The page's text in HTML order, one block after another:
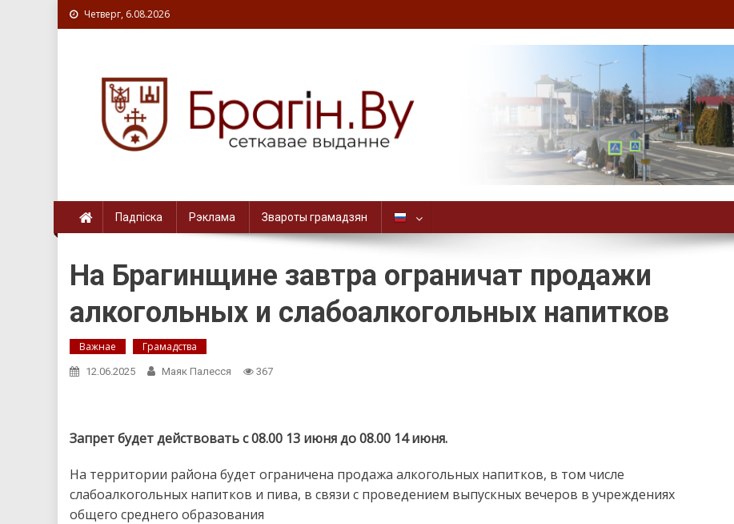
Четверг, 6.08.2026
Падпіска Рэклама Звароты грамадзян
На Брагинщине завтра ограничат продажи
алкогольных и слабоалкогольных напитков
Важнае Грамадства
12.06.2025 Маяк Палесся 367
Запрет будет действовать с 08.00 13 июня до 08.00 14 июня.
На территории района будет ограничена продажа алкогольных напитков, в том числе
слабоалкогольных напитков и пива, в связи с проведением выпускных вечеров в учреждениях
общего среднего образования